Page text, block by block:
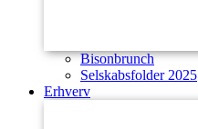
Bisonbrunch
Selskabsfolder 2025
Erhverv